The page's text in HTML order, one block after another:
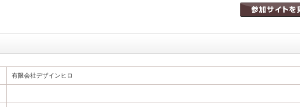
有限会社デザインヒロ